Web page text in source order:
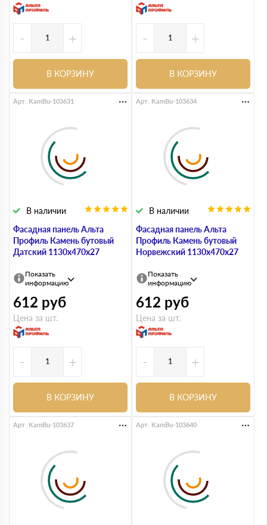
- +
В КОРЗИНУ
- +
В КОРЗИНУ
Фасадная панель Альта
Профиль Камень бутовый
Датский 1130х470х27
В наличии
Арт. KamBu-103631
Показать
информацию
612 руб
Цена за шт.
- +
В КОРЗИНУ
Фасадная панель Альта
Профиль Камень бутовый
Норвежский 1130х470х27
В наличии
Арт. KamBu-103634
Показать
информацию
612 руб
Цена за шт.
- +
В КОРЗИНУ
Арт. KamBu-103637 Арт. KamBu-103640